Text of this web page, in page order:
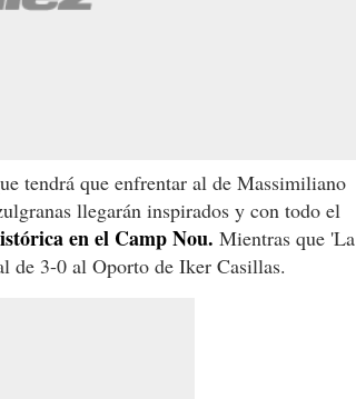
tendrá que enfrentar al de Massimiliano
llegarán inspirados y con todo el
en el Camp Nou. Mientras que 'La
de 3-0 al Oporto de Iker Casillas.